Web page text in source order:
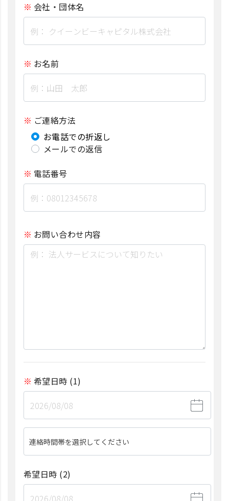
会社・団体名
お名前
ご連絡方法
お電話での折返し
メールでの返信
電話番号
お問い合わせ内容
希望日時 (1)
連絡時間帯を選択してください
希望日時 (2)